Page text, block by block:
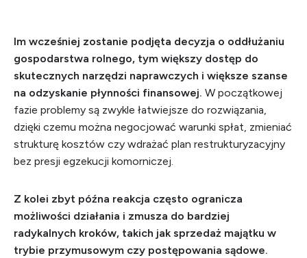
Im wcześniej zostanie podjęta decyzja o oddłużaniu
gospodarstwa rolnego, tym większy dostęp do
skutecznych narzędzi naprawczych i większe szanse
na odzyskanie płynności finansowej. W początkowej
fazie problemy są zwykle łatwiejsze do rozwiązania,
dzięki czemu można negocjować warunki spłat, zmieniać
strukturę kosztów czy wdrażać plan restrukturyzacyjny
bez presji egzekucji komorniczej.
Z kolei zbyt późna reakcja często ogranicza
możliwości działania i zmusza do bardziej
radykalnych kroków, takich jak sprzedaż majątku w
trybie przymusowym czy postępowania sądowe.